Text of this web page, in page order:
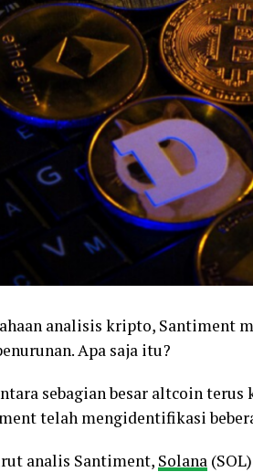
analisis kripto, Santiment
Apa saja itu?
sebagian besar altcoin
telah mengidentifikasi
analis Santiment, Solana